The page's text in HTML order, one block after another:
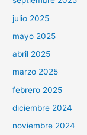
julio 2025
mayo 2025
abril 2025
marzo 2025
febrero 2025
diciembre 2024
noviembre 2024